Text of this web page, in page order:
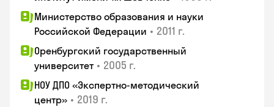
Министерство образования и науки
Российской Федерации • 2011 г.
Оренбургский государственный
университет • 2005 г.
НОУ ДПО «Экспертно-методический
центр» • 2019 г.